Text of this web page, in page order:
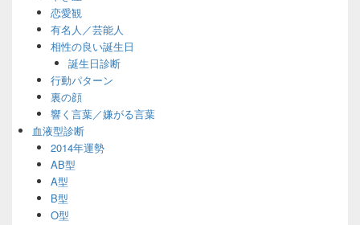
恋愛観
有名人／芸能人
相性の良い誕生日
誕生日診断
行動パターン
裏の顔
響く言葉／嫌がる言葉
血液型診断
2014年運勢
AB型
A型
B型
O型